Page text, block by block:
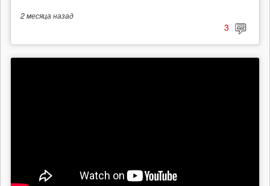
2 месяцаназад
3